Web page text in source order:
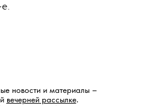
новости и материалы –
вечерней рассылке.